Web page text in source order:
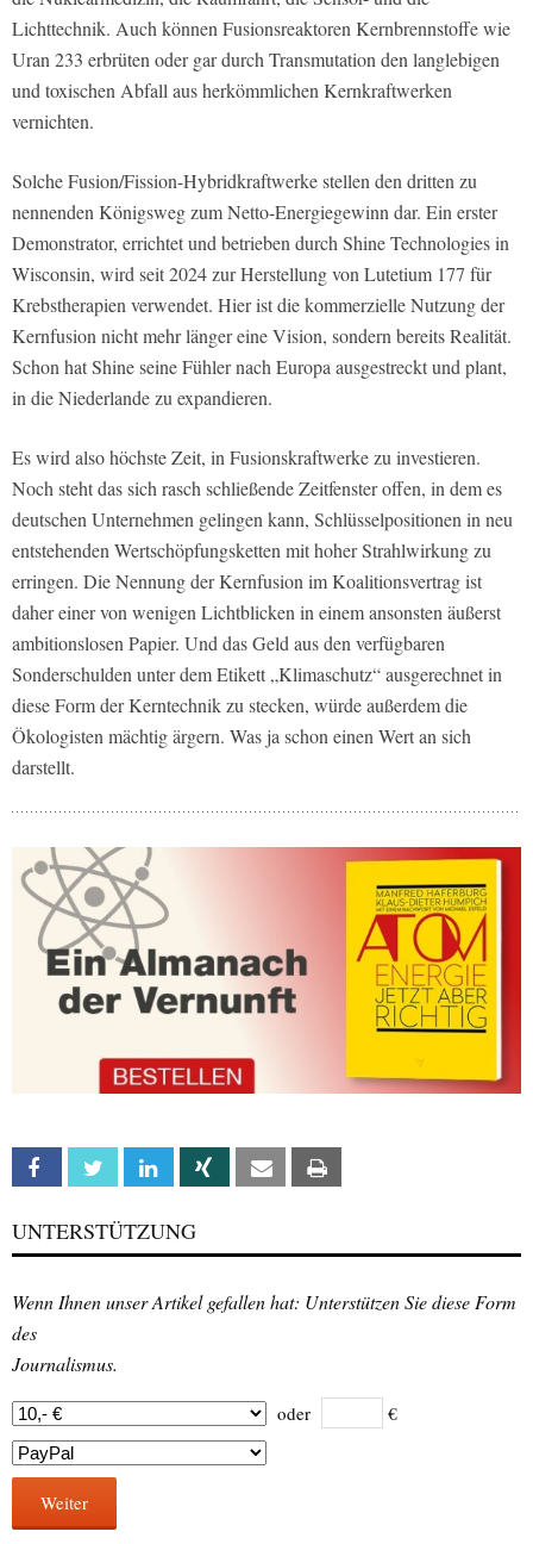
Lichttechnik. Auch können Fusionsreaktoren Kernbrennstoffe wie
Uran 233 erbrüten oder gar durch Transmutation den langlebigen
und toxischen Abfall aus herkömmlichen Kernkraftwerken
vernichten.
Solche Fusion/Fission-Hybridkraftwerke stellen den dritten zu
nennenden Königsweg zum Netto-Energiegewinn dar. Ein erster
Demonstrator, errichtet und betrieben durch Shine Technologies in
Wisconsin, wird seit 2024 zur Herstellung von Lutetium 177 für
Krebstherapien verwendet. Hier ist die kommerzielle Nutzung der
Kernfusion nicht mehr länger eine Vision, sondern bereits Realität.
Schon hat Shine seine Fühler nach Europa ausgestreckt und plant,
in die Niederlande zu expandieren.
Es wird also höchste Zeit, in Fusionskraftwerke zu investieren.
Noch steht das sich rasch schließende Zeitfenster offen, in dem es
deutschen Unternehmen gelingen kann, Schlüsselpositionen in neu
entstehenden Wertschöpfungsketten mit hoher Strahlwirkung zu
erringen. Die Nennung der Kernfusion im Koalitionsvertrag ist
daher einer von wenigen Lichtblicken in einem ansonsten äußerst
ambitionslosen Papier. Und das Geld aus den verfügbaren
Sonderschulden unter dem Etikett „Klimaschutz“ ausgerechnet in
diese Form der Kerntechnik zu stecken, würde außerdem die
Ökologisten mächtig ärgern. Was ja schon einen Wert an sich
darstellt.
Facebook Twitter Linkedin Xing Email
UNTERSTÜTZUNG
Wenn Ihnen unser Artikel gefallen hat: Unterstützen Sie diese Form
des
Journalismus.
oder €
Weiter